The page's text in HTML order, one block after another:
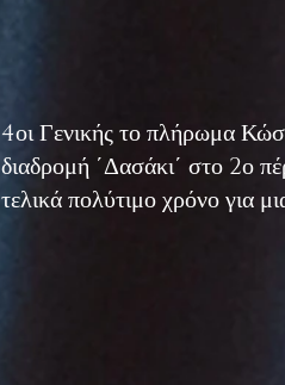
4οι Γενικής το πλήρωμα
διαδρομή ΄Δασάκι΄ στο 2ο
τελικά πολύτιμο χρόνο για